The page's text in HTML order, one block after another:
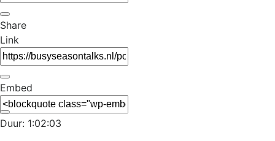
Share
Link
Embed
Duur: 1:02:03